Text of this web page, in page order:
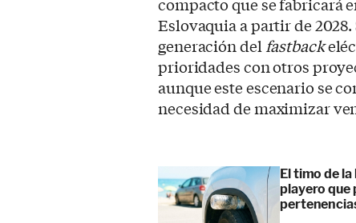
Eslovaquia a partir de
generación del fastback
prioridades con otros
aunque este escenario se
necesidad de maximizar
El timo de
playero que